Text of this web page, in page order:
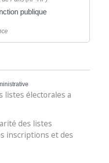
publique
listes électorales a
des listes
inscriptions et des